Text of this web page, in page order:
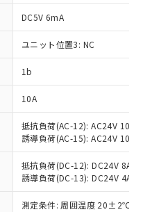
DC5V 6mA
ユニット位置3: NC
1b
10A
抵抗負荷(AC-12): AC24V 10A/
誘導負荷(AC-15): AC24V
抵抗負荷(DC-12): DC24V 8A/
誘導負荷(DC-13): DC24V 4A/
測定条件: 周囲温度 20±2℃、
令（10物質）の
供可能な商品で
（10物質）の非含
える予定のある